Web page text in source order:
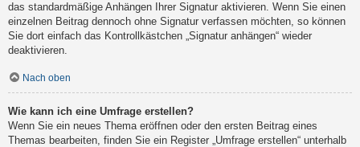
das standardmäßige Anhängen Ihrer Signatur aktivieren. Wenn Sie einen
einzelnen Beitrag dennoch ohne Signatur verfassen möchten, so können
Sie dort einfach das Kontrollkästchen „Signatur anhängen“ wieder
deaktivieren.
Nach oben
Wie kann ich eine Umfrage erstellen?
Wenn Sie ein neues Thema eröffnen oder den ersten Beitrag eines
Themas bearbeiten, finden Sie ein Register „Umfrage erstellen“ unterhalb